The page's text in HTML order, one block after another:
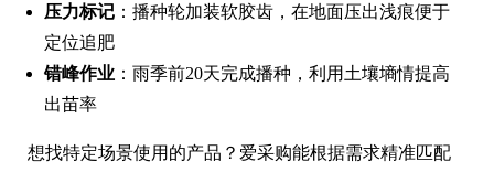
压力标记 ：播种轮加装软胶齿，在地面压出浅痕便于
定位追肥
错峰作业 ：雨季前20天完成播种，利用土壤墒情提高
出苗率
想找特定场景使用的产品？爱采购能根据需求精准匹配